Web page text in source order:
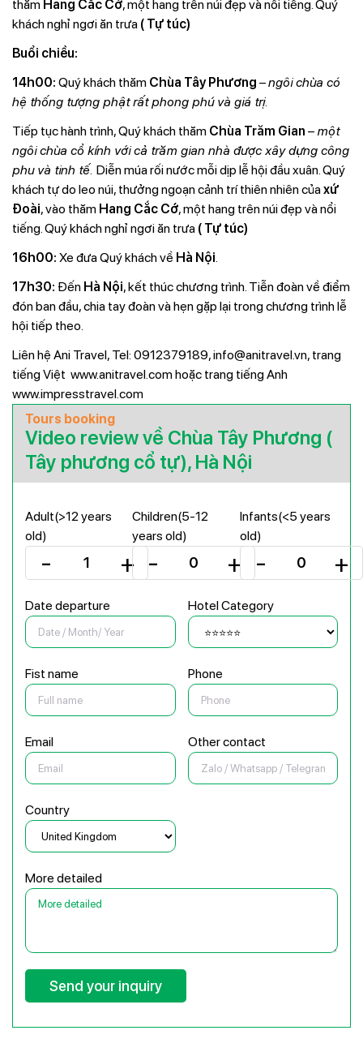
thăm Hang Cắc Cớ, một hang trên núi đẹp và nổi tiếng. Quý
khách nghỉ ngơi ăn trưa ( Tự túc)
Buổi chiều:
14h00: Quý khách thăm Chùa Tây Phương –ngôi chùa có
hệ thống tượng phật rất phong phú và giá trị.
Tiếp tục hành trình, Quý khách thăm Chùa Trăm Gian – một
ngôi chùa cổ kính với cả trăm gian nhà được xây dựng công
phu và tinh tế. Diễn múa rối nước mỗi dịp lễ hội đầu xuân. Quý
khách tự do leo núi, thưởng ngoạn cảnh trí thiên nhiên củaxứ
Ðoài, vào thăm Hang Cắc Cớ, một hang trên núi đẹp và nổi
tiếng. Quý khách nghỉ ngơi ăn trưa ( Tự túc)
16h00: Xe đưa Quý khách về Hà Nội
17h30: Đến Hà Nội, kết thúc chương trình. Tiễn đoàn về điểm
đón ban đầu, chia tay đoàn và hẹn gặp lại trong chương trình lễ
hội tiếp theo.
Liên hệ Ani Travel, Tel: 0912379189, info@anitravel.vn, trang
tiếng Việt www.anitravel.comhoặc trang tiếng Anh
www.impresstravel.com
Video review về Chùa Tây Phương (
Tây phương cổ tự), Hà Nội
Tours booking
Adult(>12 years
old)
Children(5-12
years old)
Infants(<5 years
old)
Date departure Hotel Category
Fist name Phone
Email Other contact
Country
More detailed